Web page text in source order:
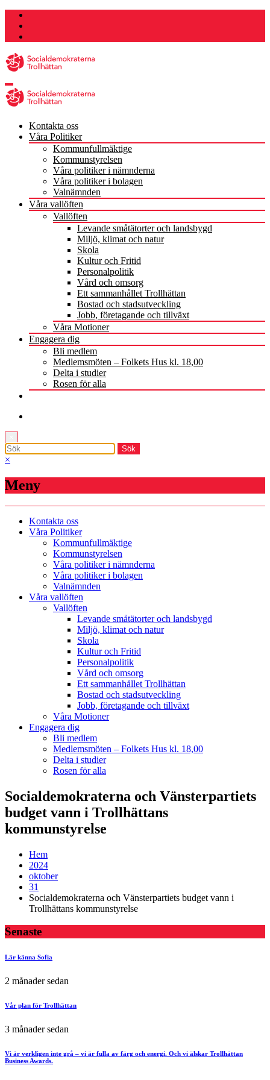
Hoppa
innehåll
Kontakta oss
Våra Politiker
Kommunfullmäktige
Kommunstyrelsen
Våra politiker i nämnderna
Våra politiker i bolagen
Valnämnden
Våra vallöften
Vallöften
Levande småtätorter och landsbygd
Miljö, klimat och natur
Skola
Kultur och Fritid
Personalpolitik
Vård och omsorg
Ett sammanhållet Trollhättan
Bostad och stadsutveckling
Jobb, företagande och tillväxt
Våra Motioner
Engagera dig
Bli medlem
Medlemsmöten – Folkets Hus kl. 18,00
Delta i studier
Rosen för alla
×
Meny
Kontakta oss
Våra Politiker
Kommunfullmäktige
Kommunstyrelsen
Våra politiker i nämnderna
Våra politiker i bolagen
Valnämnden
Våra vallöften
Vallöften
Levande småtätorter och landsbygd
Miljö, klimat och natur
Skola
Kultur och Fritid
Personalpolitik
Vård och omsorg
Ett sammanhållet Trollhättan
Bostad och stadsutveckling
Jobb, företagande och tillväxt
Våra Motioner
Engagera dig
Bli medlem
Medlemsmöten – Folkets Hus kl. 18,00
Delta i studier
Rosen för alla
Socialdemokraterna och Vänsterpartiets
budget vann i Trollhättans
kommunstyrelse
Hem
2024
oktober
31
Socialdemokraterna och Vänsterpartiets budget vann i
Trollhättans kommunstyrelse
Senaste
Lär känna Sofia
2 månader sedan
Vår plan för Trollhättan
3 månader sedan
Vi är verkligen inte grå – vi är fulla av färg och energi. Och vi älskar Trollhättan
Business Awards.